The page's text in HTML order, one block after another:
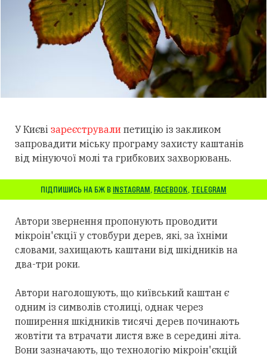
У Києві зареєстрували петицію із закликом
запровадити міську програму захисту каштанів
від мінуючої молі та грибкових захворювань.
ПІДПИШИСЬ НА БЖ В INSTAGRAM, FACEBOOK, TELEGRAM
Автори звернення пропонують проводити
мікроін'єкції у стовбури дерев, які, за їхніми
словами, захищають каштани від шкідників на
два-три роки.
Автори наголошують, що київський каштан є
одним із символів столиці, однак через
поширення шкідників тисячі дерев починають
жовтіти та втрачати листя вже в середині літа.
Вони зазначають, що технологію мікроін'єкцій